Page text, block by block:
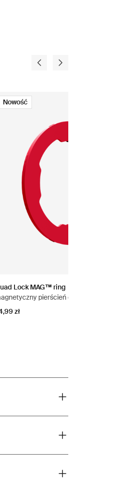
Nowość
Lock MAG™ ring
pierścień do telefonu
zł